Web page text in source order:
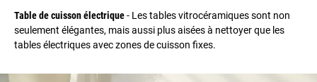
Table de cuisson électrique- Les tables vitrocéramiques sont non
seulement élégantes, mais aussi plus aisées à nettoyer que les
tables électriques avec zones de cuisson fixes.